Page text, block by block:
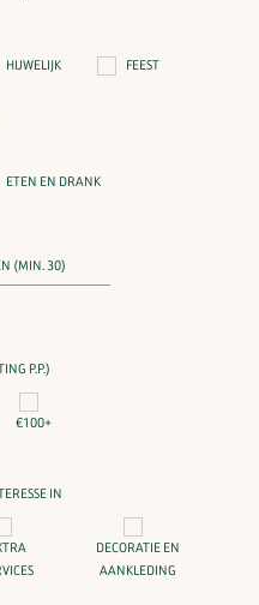
HUWELIJK FEEST
ETEN EN DRANK
€100+
P.P.)
DECORATIE EN
AANKLEDING
IN